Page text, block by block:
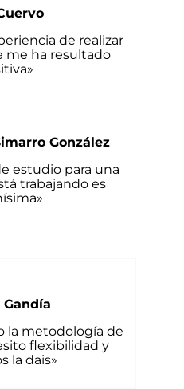
de realizar
me ha resultado
González
estudio para una
trabajando es
la metodología de
flexibilidad y
la dais»